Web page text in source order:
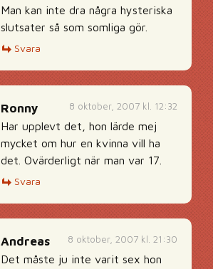
Man kan inte dra några hysteriska
slutsater så som somliga gör.
Svara
8 oktober, 2007 kl. 12:32
Ronny
Har upplevt det, hon lärde mej
mycket om hur en kvinna vill ha
det. Ovärderligt när man var 17.
Svara
8 oktober, 2007 kl. 21:30
Andreas
Det måste ju inte varit sex hon